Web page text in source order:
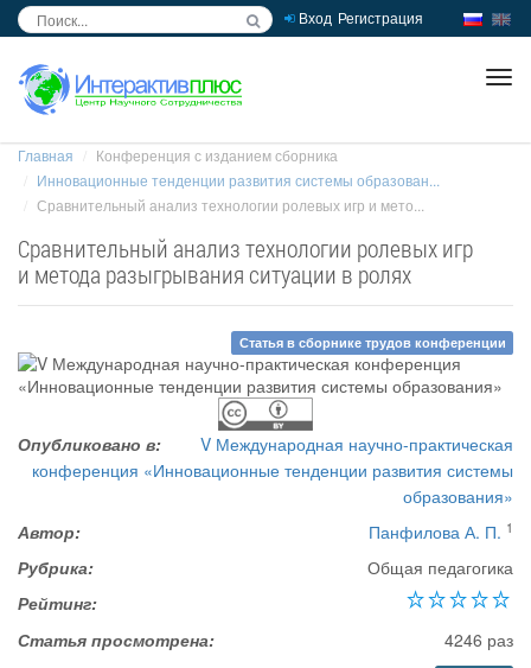
Вход Регистрация
Главная
Конференция с изданием сборника
Инновационные тенденции развития системы образован...
Сравнительный анализ технологии ролевых игр и мето...
Сравнительный анализ технологии ролевых игр
и метода разыгрывания ситуации в ролях
Статья в сборнике трудов конференции
Опубликовано в:
V Международная научно-практическая
конференция «Инновационные тенденции развития системы
образования»
Автор:
Панфилова А. П. 1
Рубрика:
Общая педагогика
Рейтинг:
Статья просмотрена:
4246 раз